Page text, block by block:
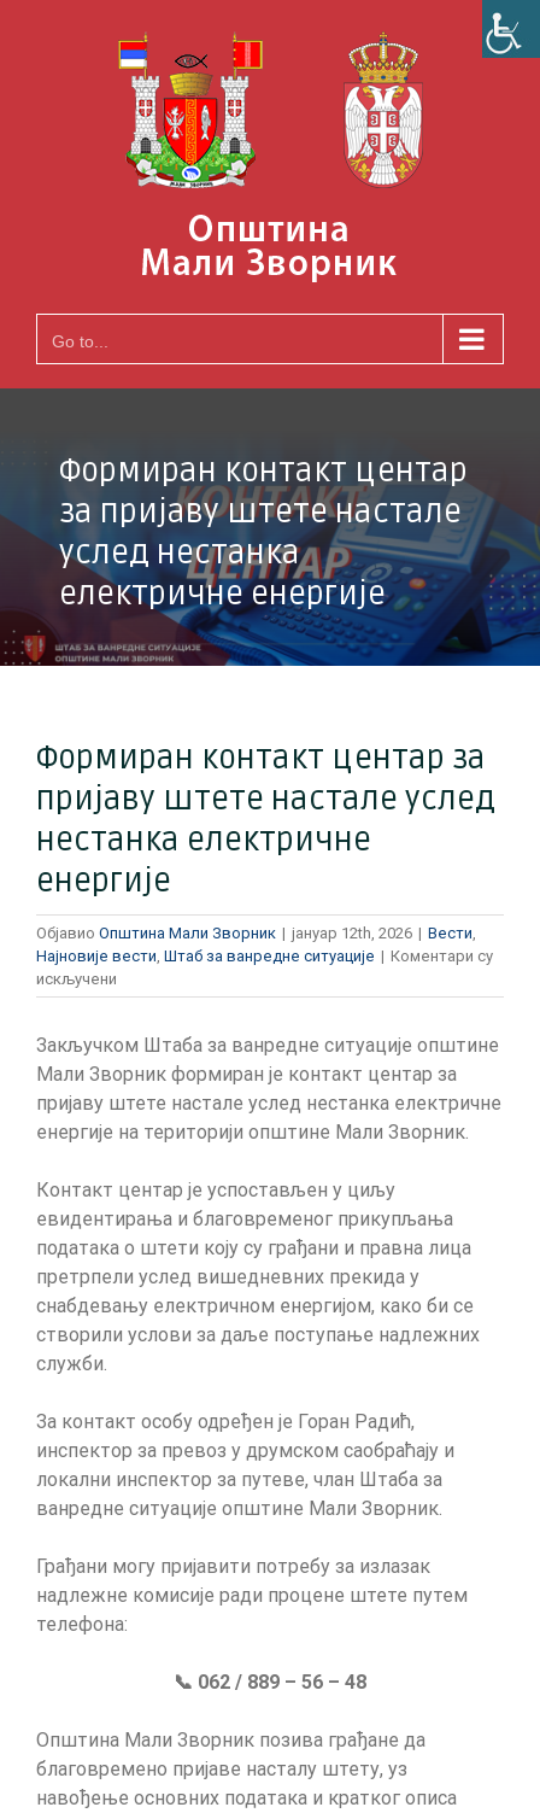
Go to...
Формиран контакт центар
за пријаву штете настале
услед нестанка
електричне енергије
Формиран контакт центар за
пријаву штете настале услед
нестанка електричне
енергије
Објавио Општина Мали Зворник | јануар 12th, 2026 | Вести
Најновије вести Штаб за ванредне ситуације | Коментари су
искључени
Формиран
центар
за
штете
настале
нестанка
електричне
енергије
Закључком Штаба за ванредне ситуације општине
Мали Зворник формиран је контакт центар за
пријаву штете настале услед нестанка електричне
енергије на територији општине Мали Зворник.
Контакт центар је успостављен у циљу
евидентирања и благовременог прикупљања
података о штети коју су грађани и правна лица
претрпели услед вишедневних прекида у
снабдевању електричном енергијом, како би се
створили услови за даље поступање надлежних
служби.
За контакт особу одређен је Горан Радић,
инспектор за превоз у друмском саобраћају и
локални инспектор за путеве, члан Штаба за
ванредне ситуације општине Мали Зворник.
Грађани могу пријавити потребу за излазак
надлежне комисије ради процене штете путем
телефона:
📞 062 / 889 – 56 – 48
Општина Мали Зворник позива грађане да
благовремено пријаве насталу штету, уз
навођење основних података и кратког описа